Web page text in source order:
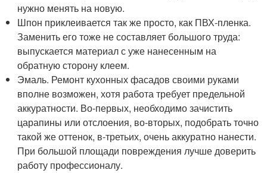
нужно менять на новую.
Шпон приклеивается так же просто, как ПВХ-пленка.
Заменить его тоже не составляет большого труда:
выпускается материал с уже нанесенным на
обратную сторону клеем.
Эмаль. Ремонт кухонных фасадов своими руками
вполне возможен, хотя работа требует предельной
аккуратности. Во-первых, необходимо зачистить
царапины или отслоения, во-вторых, подобрать точно
такой же оттенок, в-третьих, очень аккуратно нанести.
При большой площади повреждения лучше доверить
работу профессионалу.